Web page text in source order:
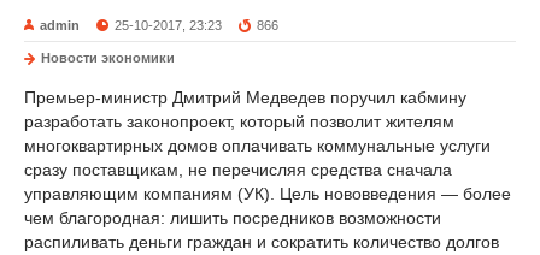
admin 25-10-2017, 23:23 866
Новости экономики
Премьер-министр Дмитрий Медведев поручил кабмину
разработать законопроект, который позволит жителям
многоквартирных домов оплачивать коммунальные услуги
сразу поставщикам, не перечисляя средства сначала
управляющим компаниям (УК). Цель нововведения — более
чем благородная: лишить посредников возможности
распиливать деньги граждан и сократить количество долгов